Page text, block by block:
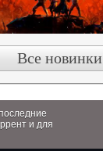
Все новинки
и для